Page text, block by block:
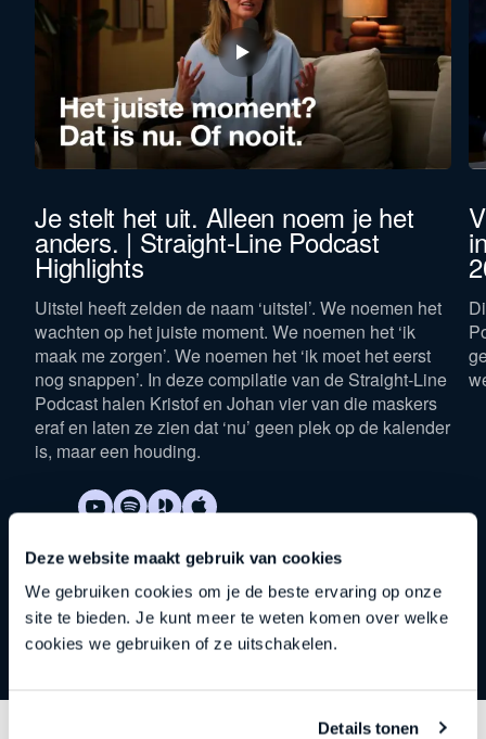
Deze website maakt gebruik van cookies
We gebruiken cookies om je de beste ervaring op onze
site te bieden. Je kunt meer te weten komen over welke
cookies we gebruiken of ze uitschakelen.
Details tonen
Je stelt het uit. Alleen noem je het
anders. | Straight-Line Podcast
Highlights
Uitstel heeft zelden de naam ‘uitstel’. We noemen het
wachten op het juiste moment. We noemen het ‘ik
maak me zorgen’. We noemen het ‘ik moet het eerst
nog snappen’. In deze compilatie van de Straight-Line
Podcast halen Kristof en Johan vier van die maskers
eraf en laten ze zien dat ‘nu’ geen plek op de kalender
is, maar een houding.